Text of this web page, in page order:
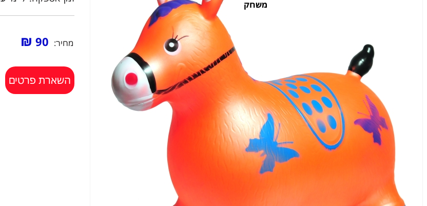
משחק
מחיר: 90
₪
השארת פרטים